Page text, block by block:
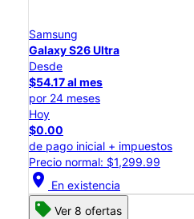
Samsung
Galaxy S26 Ultra
Desde
$54.17 al mes
por 24 meses
Hoy
$0.00
de pago inicial + impuestos
Precio normal: $1,299.99
location_on En existencia
Ver 8 ofertas